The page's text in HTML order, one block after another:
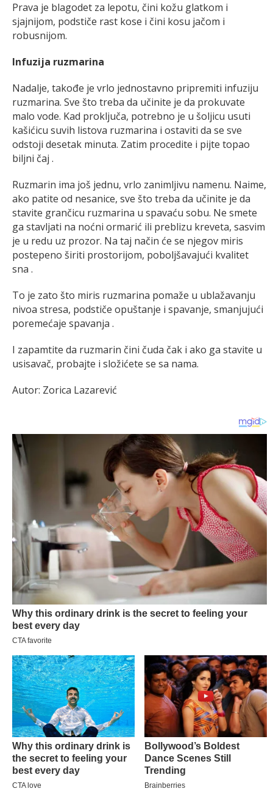
Prava je blagodet za lepotu, čini kožu glatkom i
sjajnijom, podstiče rast kose i čini kosu jačom i
robusnijom.
Infuzija ruzmarina
Nadalje, takođe je vrlo jednostavno pripremiti infuziju
ruzmarina. Sve što treba da učinite je da prokuvate
malo vode. Kad proključa, potrebno je u šoljicu usuti
kašićicu suvih listova ruzmarina i ostaviti da se sve
odstoji desetak minuta. Zatim procedite i pijte topao
biljni čaj .
Ruzmarin ima još jednu, vrlo zanimljivu namenu. Naime,
ako patite od nesanice, sve što treba da učinite je da
stavite grančicu ruzmarina u spavaću sobu. Ne smete
ga stavljati na noćni ormarić ili preblizu kreveta, sasvim
je u redu uz prozor. Na taj način će se njegov miris
postepeno širiti prostorijom, poboljšavajući kvalitet
sna .
To je zato što miris ruzmarina pomaže u ublažavanju
nivoa stresa, podstiče opuštanje i spavanje, smanjujući
poremećaje spavanja .
I zapamtite da ruzmarin čini čuda čak i ako ga stavite u
usisavač, probajte i složićete se sa nama.
Autor: Zorica Lazarević